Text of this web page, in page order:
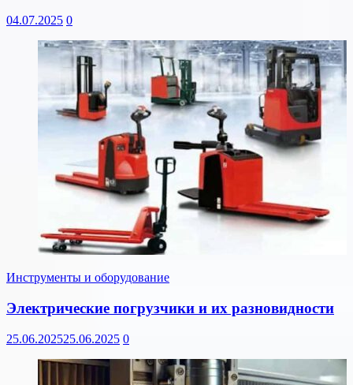
04.07.2025 0
Инструменты и оборудование
Электрические погрузчики и их разновидности
25.06.202525.06.2025 0